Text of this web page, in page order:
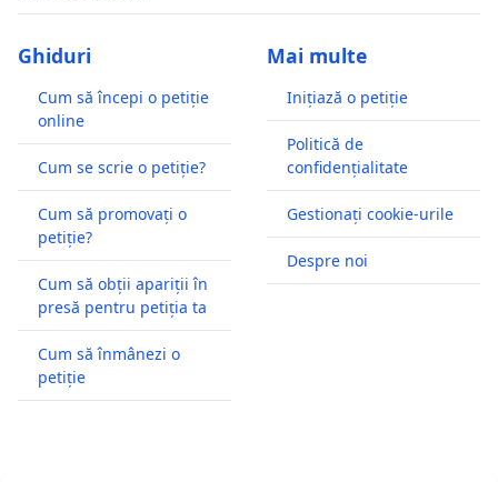
Ghiduri
Cum să începi o petiție
online
Cum se scrie o petiție?
Cum să promovați o
petiție?
Cum să obții apariții în
presă pentru petiția ta
Cum să înmânezi o
petiție
Mai multe
Inițiază o petiție
Politică de
confidențialitate
Gestionați cookie-urile
Despre noi